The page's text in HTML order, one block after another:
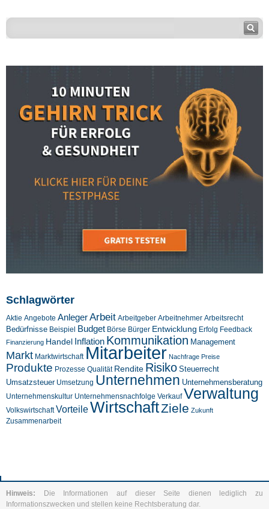
Schlagwörter
Aktie Angebote AnlegerArbeit Arbeitgeber Arbeitnehmer Arbeitsrecht
Bedürfnisse Beispiel Budget Börse Bürger Entwicklung Erfolg Feedback
Finanzierung Handel Inflation Kommunikation Management
Markt Marktwirtschaft Mitarbeiter Nachfrage Preise
Produkte Prozesse Qualität Rendite Risiko Steuerrecht
Umsatzsteuer Umsetzung Unternehmen Unternehmensberatung
Unternehmenskultur Unternehmensnachfolge Verkauf Verwaltung
Volkswirtschaft VorteileWirtschaftZiele Zukunft
Zusammenarbeit
Hinweis: Die Informationen auf dieser Seite dienen lediglich zu
Informationszwecken und stellen keine Rechtsberatung dar.